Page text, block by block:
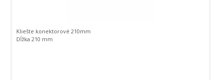
Kliešte konektorové 210mm
Dĺžka 210 mm